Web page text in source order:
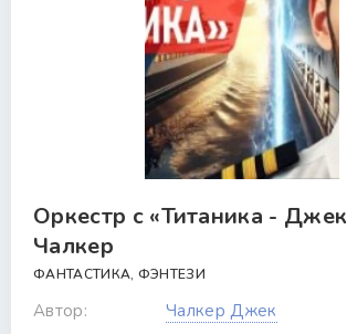
Оркестр с «Титаника - Джек
Чалкер
ФАНТАСТИКА, ФЭНТЕЗИ
Автор:
Чалкер Джек